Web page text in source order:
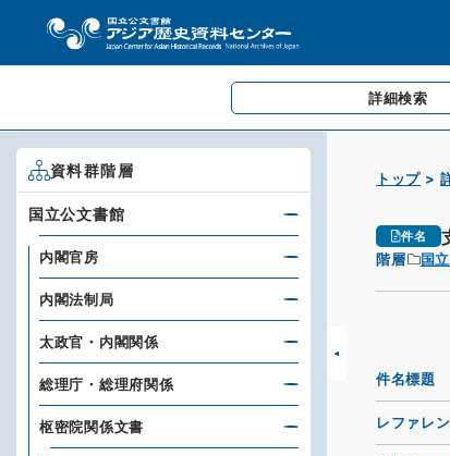
詳細検索
トップ
件名
階層 国
件名標題
レファレ
資料群階層
国立公文書館
内閣官房
内閣法制局
太政官・内閣関係
総理庁・総理府関係
枢密院関係文書